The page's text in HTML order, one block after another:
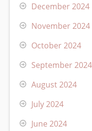
December 2024
November 2024
October 2024
September 2024
August 2024
July 2024
June 2024